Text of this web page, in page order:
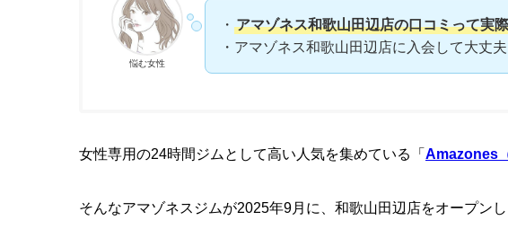
悩む女性
・ アマゾネス和歌山田辺店の口コミって実
・アマゾネス和歌山田辺店に入会して大丈夫
女性専用の24時間ジムとして高い人気を集めている「 Amazones
そんなアマゾネスジムが2025年9月に、和歌山田辺店をオープンし